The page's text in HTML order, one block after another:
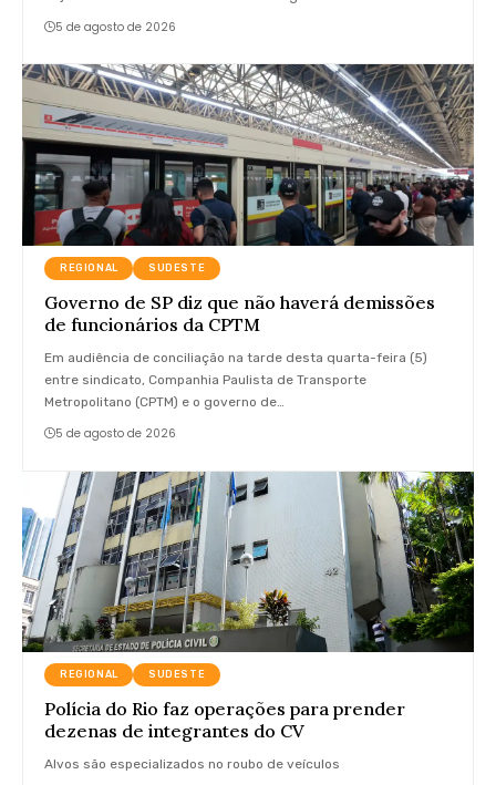
5 de agosto de 2026
REGIONAL SUDESTE
Governo de SP diz que não haverá demissões
de funcionários da CPTM
Em audiência de conciliação na tarde desta quarta-feira (5)
entre sindicato, Companhia Paulista de Transporte
Metropolitano (CPTM) e o governo de…
5 de agosto de 2026
REGIONAL SUDESTE
Polícia do Rio faz operações para prender
dezenas de integrantes do CV
Alvos são especializados no roubo de veículos